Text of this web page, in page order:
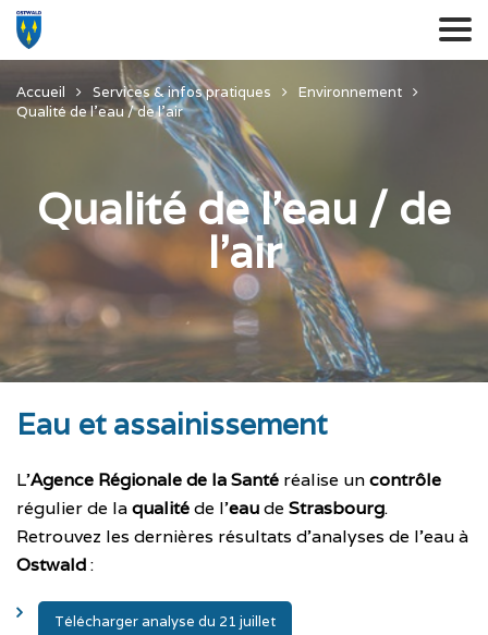
Accueil Services & infos pratiques
Environnement
Qualité de l’eau / de l’air
Qualité de l’eau / de
l’air
Eau et assainissement
L’Agence Régionale de la Santé réalise uncontrôle
régulier de laqualitéde l’eaude Strasbourg.
Retrouvez les dernières résultats d’analyses de l’eau à
Ostwald:
Télécharger analyse du 21 juillet